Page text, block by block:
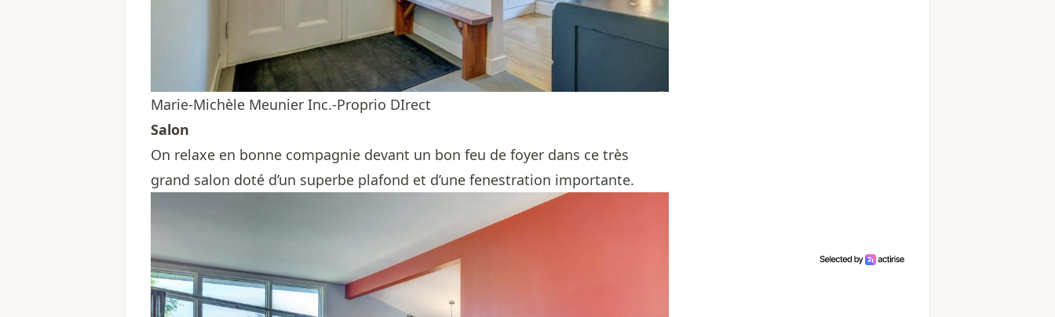
Marie-Michèle Meunier Inc.-Proprio DIrect
Salon
On relaxe en bonne compagnie devant un bon feu de foyer dans ce très
grand salon doté d’un superbe plafond et d’une fenestration importante.